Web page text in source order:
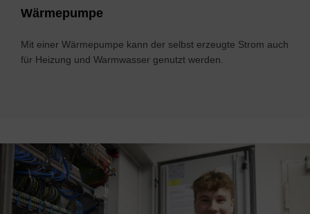
Wär­me­pum­pe
Mit einer Wärmepumpe kann der selbst erzeugte Strom auch
für Heizung und Warmwasser genutzt werden.